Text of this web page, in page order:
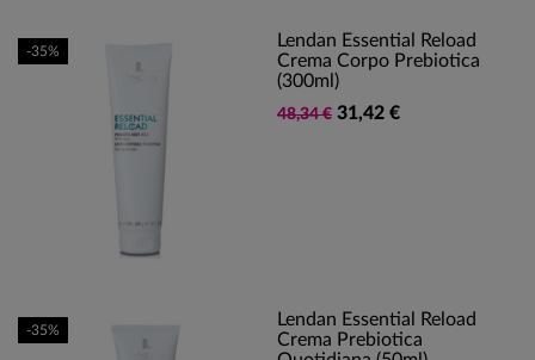
Lendan Essential Reload
Crema Corpo Prebiotica
(300ml)
48,34 € 31,42 €
-35%
Lendan Essential Reload
Crema Prebiotica
-35%